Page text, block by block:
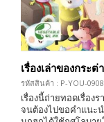
เรื่องเล่าของกระต่
รหัสสินค้า : P-YOU-0908
เรื่องนี้ถ่ายทอดเรื่อง
จนต้องไปขอคำแนะ